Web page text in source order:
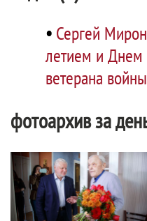
• Сергей
летием и Днем
ветерана
фотоархив за